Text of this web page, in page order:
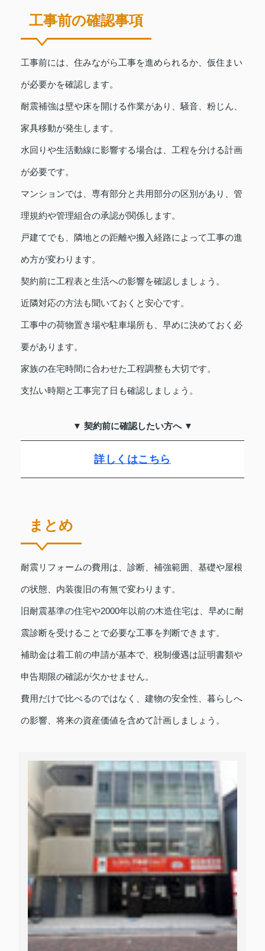
工事前の確認事項
工事前には、住みながら工事を進められるか、仮住まい
が必要かを確認します。
耐震補強は壁や床を開ける作業があり、騒音、粉じん、
家具移動が発生します。
水回りや生活動線に影響する場合は、工程を分ける計画
が必要です。
マンションでは、専有部分と共用部分の区別があり、管
理規約や管理組合の承認が関係します。
戸建てでも、隣地との距離や搬入経路によって工事の進
め方が変わります。
契約前に工程表と生活への影響を確認しましょう。
近隣対応の方法も聞いておくと安心です。
工事中の荷物置き場や駐車場所も、早めに決めておく必
要があります。
家族の在宅時間に合わせた工程調整も大切です。
支払い時期と工事完了日も確認しましょう。
▼ 契約前に確認したい方へ ▼
詳しくはこちら
まとめ
耐震リフォームの費用は、診断、補強範囲、基礎や屋根
の状態、内装復旧の有無で変わります。
旧耐震基準の住宅や2000年以前の木造住宅は、早めに耐
震診断を受けることで必要な工事を判断できます。
補助金は着工前の申請が基本で、税制優遇は証明書類や
申告期限の確認が欠かせません。
費用だけで比べるのではなく、建物の安全性、暮らしへ
の影響、将来の資産価値を含めて計画しましょう。